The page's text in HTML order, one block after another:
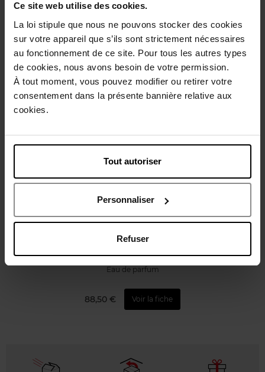
Ce site web utilise des cookies.
La loi stipule que nous ne pouvons stocker des cookies
sur votre appareil que s’ils sont strictement nécessaires
au fonctionnement de ce site. Pour tous les autres types
de cookies, nous avons besoin de votre permission.
À tout moment, vous pouvez modifier ou retirer votre
consentement dans la présente bannière relative aux
cookies.
Tout autoriser
Personnaliser
Refuser
Caractéristiques
Avis client Politique relative aux avis des clients
Vous aimerez peut-être
DOLCE&GABBANA
The One Eau de Parfum Intense
Eau de parfum
88,50 € Voir la fiche